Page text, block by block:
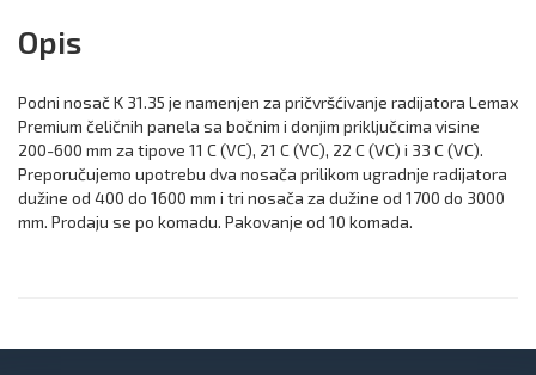
Opis
Podni nosač K 31.35 je namenjen za pričvršćivanje radijatora Lemax
Premium čeličnih panela sa bočnim i donjim priključcima visine
200-600 mm za tipove 11 C (VC), 21 C (VC), 22 C (VC) i 33 C (VC).
Preporučujemo upotrebu dva nosača prilikom ugradnje radijatora
dužine od 400 do 1600 mm i tri nosača za dužine od 1700 do 3000
mm. Prodaju se po komadu. Pakovanje od 10 komada.